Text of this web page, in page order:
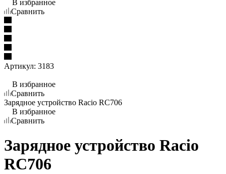
В избранное
Сравнить
Артикул: 3183
В избранное
Сравнить
Зарядное устройство Racio RC706
В избранное
Сравнить
Зарядное устройство Racio
RC706